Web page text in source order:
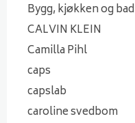
Bygg, kjøkken og bad
CALVIN KLEIN
Camilla Pihl
caps
capslab
caroline svedbom